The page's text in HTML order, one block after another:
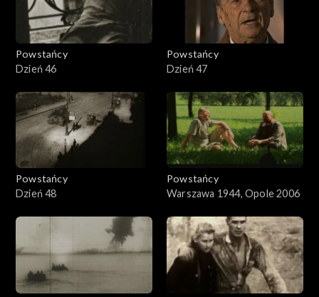
Powstańcy
Dzień 46
Powstańcy
Dzień 47
Powstańcy
Dzień 48
Powstańcy
Warszawa 1944, Opole 2006